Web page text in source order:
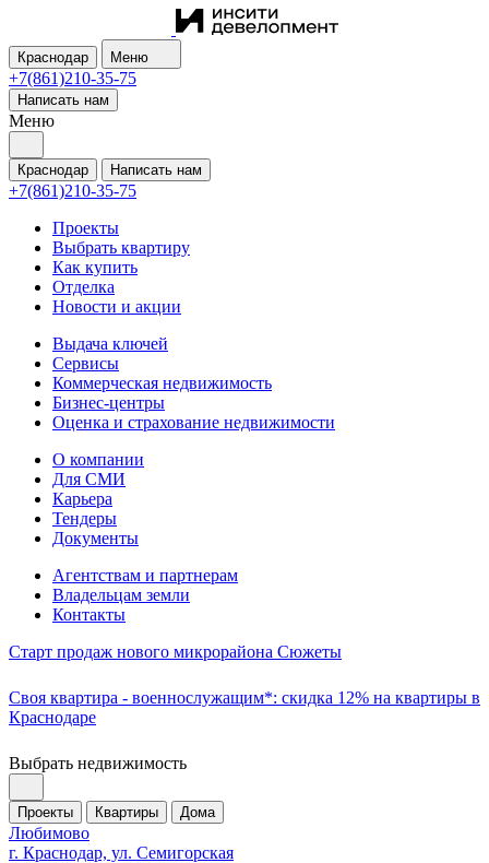
Краснодар Меню
+7(861)210-35-75
Написать нам
Меню
Краснодар Написать нам
+7(861)210-35-75
Проекты
Выбрать квартиру
Как купить
Отделка
Новости и акции
Выдача ключей
Сервисы
Коммерческая недвижимость
Бизнес-центры
Оценка и страхование недвижимости
О компании
Для СМИ
Карьера
Тендеры
Документы
Агентствам и партнерам
Владельцам земли
Контакты
Старт продаж нового микрорайона Сюжеты
Своя квартира - военнослужащим*: скидка 12% на квартиры в
Краснодаре
Выбрать недвижимость
Проекты Квартиры Дома
Любимово
г. Краснодар, ул. Семигорская